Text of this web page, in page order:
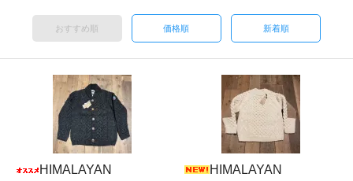
おすすめ順 価格順 新着順
HIMALAYAN
HIMALAYAN